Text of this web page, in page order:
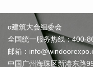
α建筑大会组委会
全国统一服务热线：400-
邮箱：
中国广州海珠区新港东路